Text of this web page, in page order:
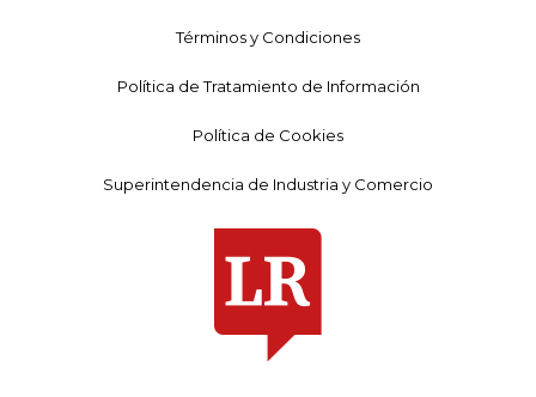
Términos y Condiciones
Política de Tratamiento de Información
Política de Cookies
Superintendencia de Industria y Comercio